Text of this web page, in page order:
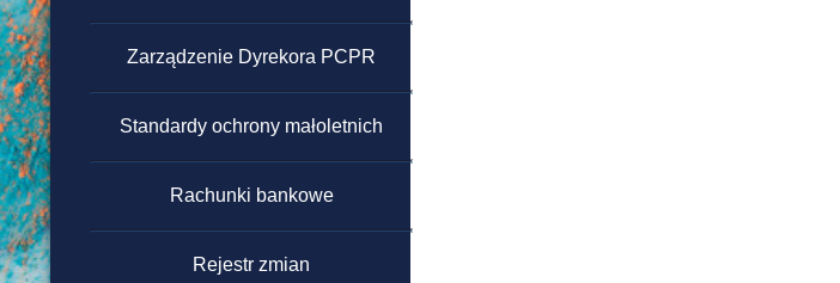
Zarządzenie Dyrekora PCPR
Standardy ochrony małoletnich
Rachunki bankowe
Rejestr zmian